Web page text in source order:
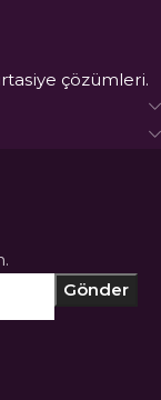
çözümleri.